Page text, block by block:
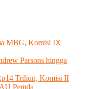
MBG, Komisi IX
Parsons hingga
Triliun, Komisi II
Pemda